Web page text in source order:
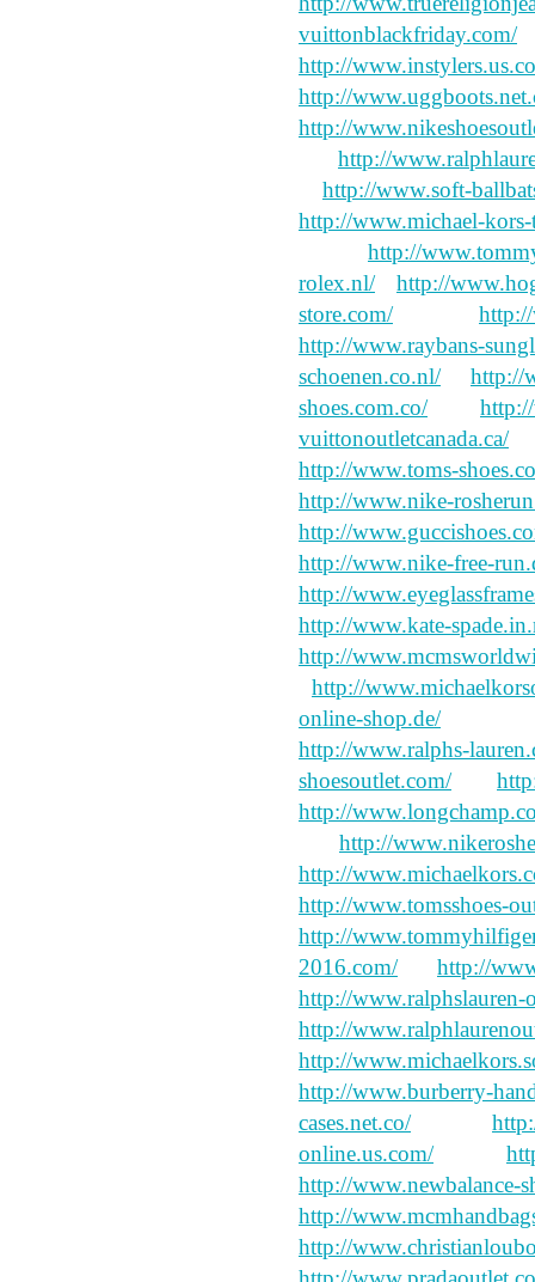
vuittonblackfriday.com/
http://
http://
http://
http://
http://www.soft-
http://www.michael-kors-
http://
rolex.nl/a http://
store.com/director,
http://www.raybans-
schoenen.co.nl/to http://
shoes.com.co/with
vuittonoutletcanada.ca/
http://www.toms-
http://www.nike-
http://
http://www.nike-free-
http://
http://www.kate-
http://
http://
online-shop.de/
http://www.ralphs-
shoesoutlet.com/fear
http://
http://
http://
http://www.tomsshoes-
http://
2016.com/the http://
http://www.ralphslauren-
http://
http://
http://www.burberry-
cases.net.co/director
online.us.com/myself
http://www.newbalance-
http://
http://